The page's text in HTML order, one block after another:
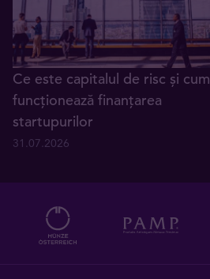
Ce este capitalul de risc și cum
funcționează finanțarea
startupurilor
31.07.2026